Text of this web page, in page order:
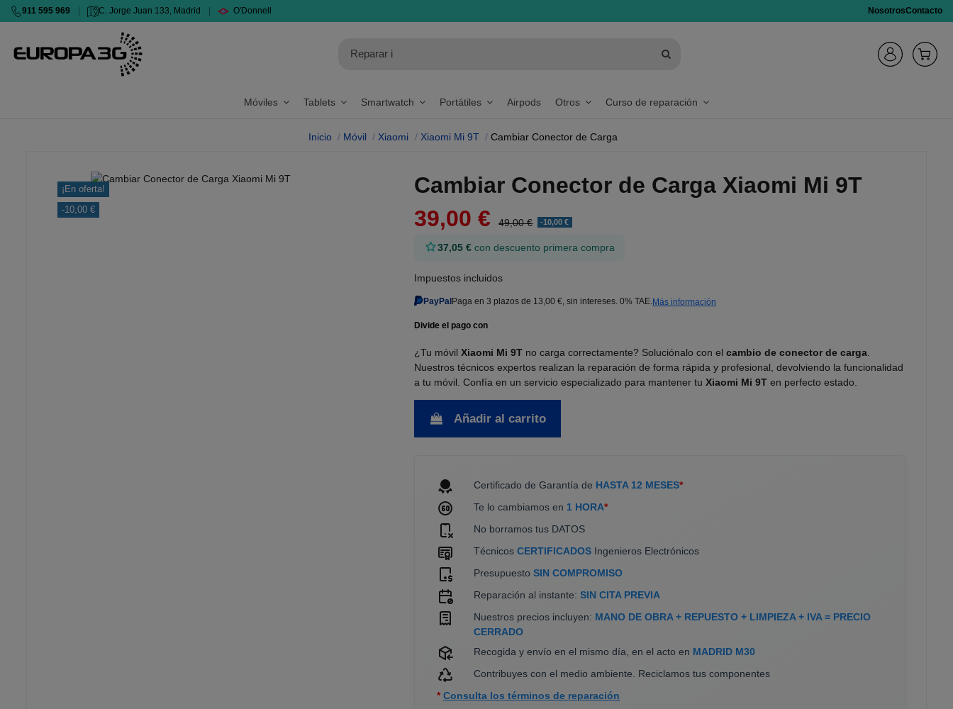
911 595 969 C. Jorge Juan 133, Madrid O'Donnell NosotrosContacto
Móviles Tablets Smartwatch Portátiles Airpods Otros Curso de reparación
Inicio Móvil Xiaomi Xiaomi Mi 9T Cambiar Conector de Carga
¡En oferta!
-10,00 €
Cambiar Conector de Carga Xiaomi Mi 9T
39,00 €
49,00 € -10,00 €
37,05 € con descuento primera compra
Impuestos incluidos
PayPal Paga en 3 plazos de 13,00 €, sin intereses. 0% TAE.Más información
¿Tu móvil Xiaomi Mi 9Tno carga correctamente? Soluciónalo con el cambio de conector de carga.
Nuestros técnicos expertos realizan la reparación de forma rápida y profesional, devolviendo la funcionalidad
a tu móvil. Confía en un servicio especializado para mantener tu Xiaomi Mi 9Ten perfecto estado.
Añadir al carrito
Certificado de Garantía de HASTA 12 MESES*
Te lo cambiamos en 1 HORA*
No borramos tus DATOS
TécnicosCERTIFICADOS Ingenieros Electrónicos
PresupuestoSIN COMPROMISO
Reparación al instante:SIN CITA PREVIA
Nuestros precios incluyen: MANO DE OBRA + REPUESTO + LIMPIEZA + IVA = PRECIO
CERRADO
Recogida y envío en el mismo día, en el acto en MADRID M30
Contribuyes con el medio ambiente. Reciclamos tus componentes
* Consulta los términos de reparación